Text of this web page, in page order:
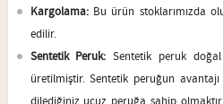
Kargolama: Bu ürün stoklarımızda
edilir.
Sentetik Peruk:Sentetik peruk
üretilmiştir. Sentetik peruğun